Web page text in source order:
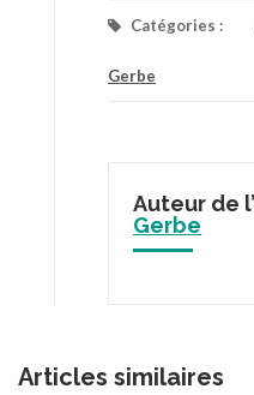
Catégories :
Gerbe
Auteur de
Gerbe
Articles similaires